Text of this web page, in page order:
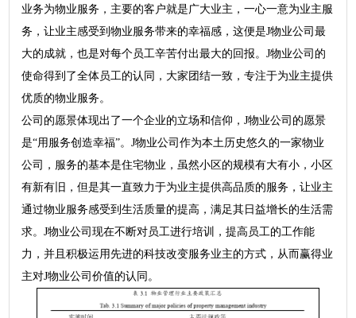
业务为物业服务，主要的客户就是广大业主，一心一意为业主服
务，让业主感受到物业服务带来的幸福感，这便是J物业公司最
大的成就，也是对每个员工辛苦付出最大的回报。J物业公司的
使命得到了全体员工的认同，大家团结一致，专注于为业主提供
优质的物业服务。
公司的愿景体现出了一个企业的立场和信仰，J物业公司的愿景
是“用服务创造幸福”。J物业公司作为本土历史悠久的一家物业
公司，服务的基本是住宅物业，虽然小区的规模有大有小，小区
有新有旧，但是其一直致力于为业主提供高品质的服务，让业主
通过物业服务感受到生活质量的提高，满足其日益增长的生活需
求。J物业公司现在不断对员工进行培训，提高员工的工作能
力，并且积极运用先进的科技改变服务业主的方式，从而赢得业
主对J物业公司价值的认同。